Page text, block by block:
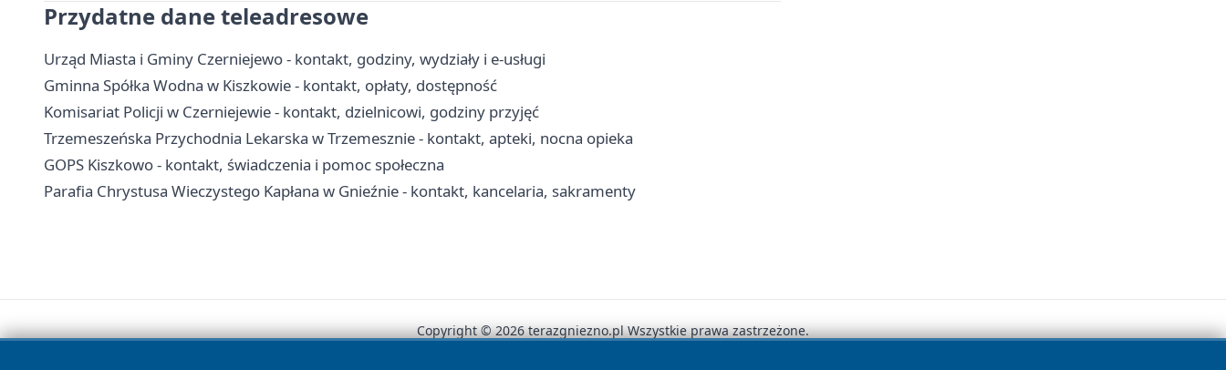
Przydatne dane teleadresowe
Urząd Miasta i Gminy Czerniejewo - kontakt, godziny, wydziały i e-usługi
Gminna Spółka Wodna w Kiszkowie - kontakt, opłaty, dostępność
Komisariat Policji w Czerniejewie - kontakt, dzielnicowi, godziny przyjęć
Trzemeszeńska Przychodnia Lekarska w Trzemesznie - kontakt, apteki, nocna opieka
GOPS Kiszkowo - kontakt, świadczenia i pomoc społeczna
Parafia Chrystusa Wieczystego Kapłana w Gnieźnie - kontakt, kancelaria, sakramenty
Copyright © 2026 terazgniezno.pl Wszystkie prawa zastrzeżone.